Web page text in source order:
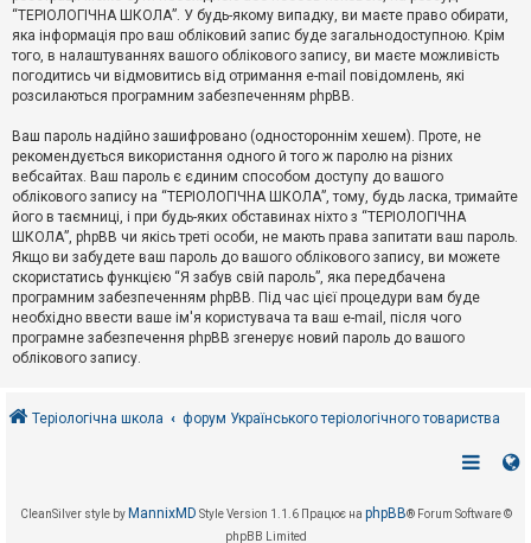
у
Д
о
м
о
г
“ТЕРІОЛОГІЧНА ШКОЛА”. У будь-якому випадку, ви маєте право обирати,
яка інформація про ваш обліковий запис буде загальнодоступною. Крім
того, в налаштуваннях вашого облікового запису, ви маєте можливість
погодитись чи відмовитись від отримання e-mail повідомлень, які
розсилаються програмним забезпеченням phpBB.
Ваш пароль надійно зашифровано (одностороннім хешем). Проте, не
рекомендується використання одного й того ж паролю на різних
вебсайтах. Ваш пароль є єдиним способом доступу до вашого
облікового запису на “ТЕРІОЛОГІЧНА ШКОЛА”, тому, будь ласка, тримайте
його в таємниці, і при будь-яких обставинах ніхто з “ТЕРІОЛОГІЧНА
ШКОЛА”, phpBB чи якісь треті особи, не мають права запитати ваш пароль.
Якщо ви забудете ваш пароль до вашого облікового запису, ви можете
скористатись функцією “Я забув свій пароль”, яка передбачена
програмним забезпеченням phpBB. Під час цієї процедури вам буде
необхідно ввести ваше ім'я користувача та ваш e-mail, після чого
програмне забезпечення phpBB згенерує новий пароль до вашого
облікового запису.
Теріологічна школа форум Українського теріологічного товариства
CleanSilver style by MannixMD Style Version 1.1.6 Працює на phpBB® Forum Software ©
phpBB Limited